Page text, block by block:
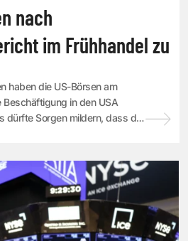
nach
im Frühhandel zu
haben die US-Börsen am
in den USA
dürfte Sorgen mildern, dass die